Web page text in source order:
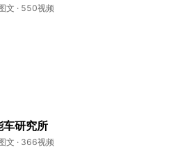
文 · 550视频
车研究所
文 · 366视频